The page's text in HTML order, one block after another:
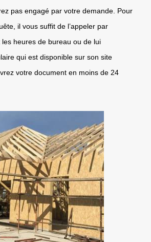
pas engagé par votre demande. Pour
il vous suffit de l’appeler par
heures de bureau ou de lui
qui est disponible sur son site
votre document en moins de 24